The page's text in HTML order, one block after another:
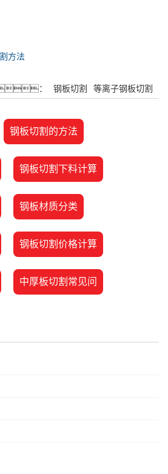
方法
： 钢板切割 等离子钢板切割
钢板切割的方法
钢板切割下料计算
钢板材质分类
钢板切割价格计算
中厚板切割常见问